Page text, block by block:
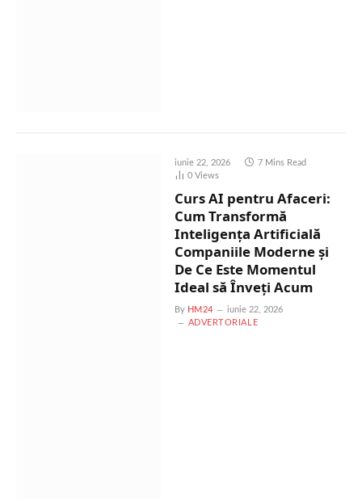
iunie 22, 2026
7 Mins Read
0 Views
Curs AI pentru Afaceri:
Cum Transformă
Inteligența Artificială
Companiile Moderne și
De Ce Este Momentul
Ideal să Înveți Acum
By HM24
iunie 22, 2026
ADVERTORIALE